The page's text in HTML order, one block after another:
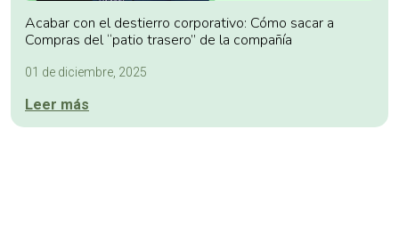
Acabar con el destierro corporativo: Cómo sacar a
Compras del “patio trasero” de la compañía
01 de diciembre, 2025
Leer más